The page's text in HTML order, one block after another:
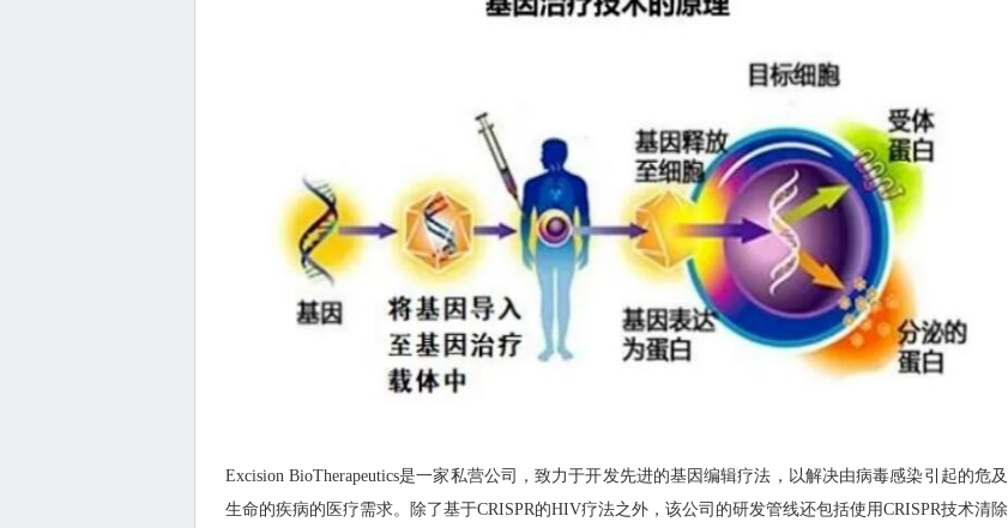
Excision BioTherapeutics是一家私营公司，致力于开发先进的基因编辑疗法，以解决由病毒感染引起的危及
生命的疾病的医疗需求。除了基于CRISPR的HIV疗法之外，该公司的研发管线还包括使用CRISPR技术清除